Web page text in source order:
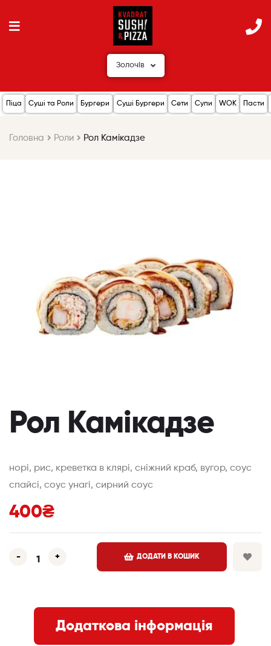
Золочів
Піца Суші та Роли Бургери Суші Бургери Сети Супи WOK Пасти
Головна Роли Рол Камікадзе
Рол Камікадзе
норі, рис, креветка в клярі, сніжний краб, вугор, соус
спайсі, соус унагі, сирний соус
400₴
- + ДОДАТИ В КОШИК
Додаткова інформація